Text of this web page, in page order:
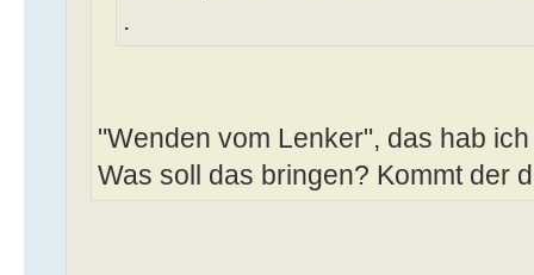
.
"Wenden vom Lenker", das hab
Was soll das bringen? Kommt der